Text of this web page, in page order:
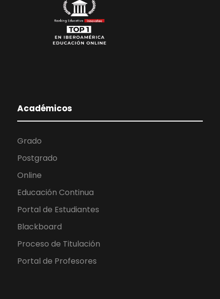
Académicos
Grado
Postgrado
Online
Educación Continua
Portal de Estudiantes
Blackboard
Proceso de Titulación
Portal de Profesores